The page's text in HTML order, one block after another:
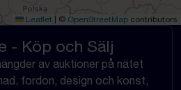
Leaflet © OpenStreetMap contributors
- Köp och Sälj
av auktioner på nätet
fordon, design och konst,